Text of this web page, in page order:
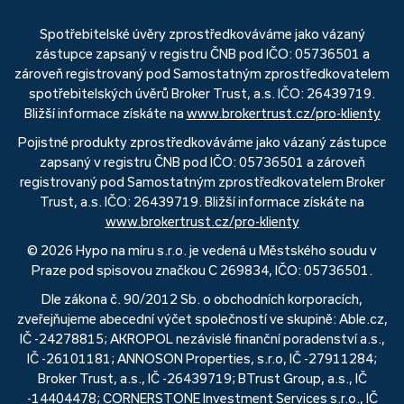
Spotřebitelské úvěry zprostředkováváme jako vázaný
zástupce zapsaný v registru ČNB pod IČO: 05736501 a
zároveň registrovaný pod Samostatným zprostředkovatelem
spotřebitelských úvěrů Broker Trust, a.s. IČO: 26439719.
Bližší informace získáte na www.brokertrust.cz/pro-klienty
Pojistné produkty zprostředkováváme jako vázaný zástupce
zapsaný v registru ČNB pod IČO: 05736501 a zároveň
registrovaný pod Samostatným zprostředkovatelem Broker
Trust, a.s. IČO: 26439719. Bližší informace získáte na
www.brokertrust.cz/pro-klienty
© 2026 Hypo na míru s.r.o. je vedená u Městského soudu v
Praze pod spisovou značkou C 269834, IČO: 05736501.
Dle zákona č. 90/2012 Sb. o obchodních korporacích,
zveřejňujeme abecední výčet společností ve skupině: Able.cz,
IČ -24278815; AKROPOL nezávislé finanční poradenství a.s.,
IČ -26101181; ANNOSON Properties, s.r.o, IČ -27911284;
Broker Trust, a.s., IČ -26439719; BTrust Group, a.s., IČ
-14404478; CORNERSTONE Investment Services s.r.o., IČ